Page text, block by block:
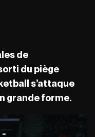
de
du piège
s’attaque
grande forme.